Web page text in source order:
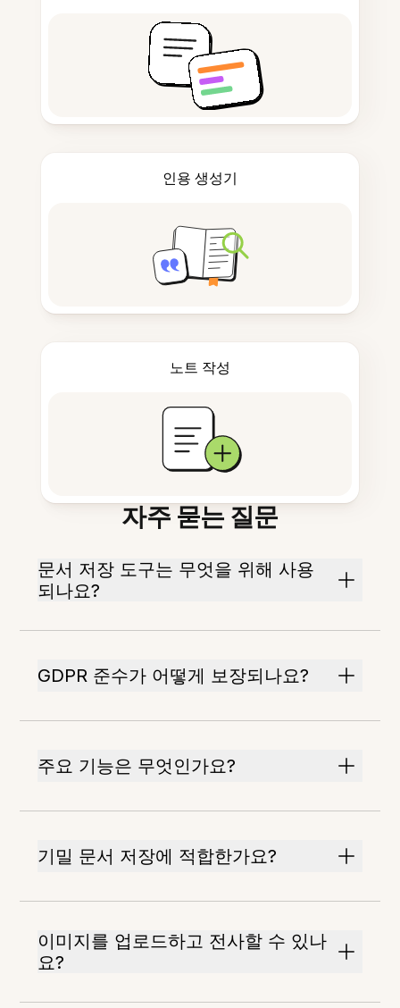
인용 생성기
노트 작성
자주 묻는 질문
문서 저장 도구는 무엇을 위해 사용
되나요?
GDPR 준수가 어떻게 보장되나요?
주요 기능은 무엇인가요?
기밀 문서 저장에 적합한가요?
이미지를 업로드하고 전사할 수 있나
요?